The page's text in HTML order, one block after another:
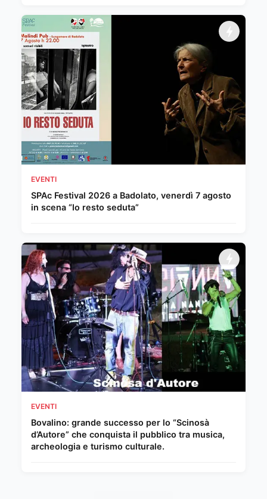
EVENTI
SPAc Festival 2026 a Badolato, venerdì 7 agosto
in scena “Io resto seduta”
EVENTI
Bovalino: grande successo per lo “Scinosà
d’Autore” che conquista il pubblico tra musica,
archeologia e turismo culturale.